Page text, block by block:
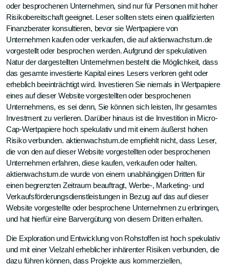
oder besprochenen Unternehmen, sind nur für Personen mit hoher
Risikobereitschaft geeignet. Leser sollten stets einen qualifizierten
Finanzberater konsultieren, bevor sie Wertpapiere von
Unternehmen kaufen oder verkaufen, die auf aktienwachstum.de
vorgestellt oder besprochen werden. Aufgrund der spekulativen
Natur der dargestellten Unternehmen besteht die Möglichkeit, dass
das gesamte investierte Kapital eines Lesers verloren geht oder
erheblich beeinträchtigt wird. Investieren Sie niemals in Wertpapiere
eines auf dieser Website vorgestellten oder besprochenen
Unternehmens, es sei denn, Sie können sich leisten, Ihr gesamtes
Investment zu verlieren. Darüber hinaus ist die Investition in Micro-
Cap-Wertpapiere hoch spekulativ und mit einem äußerst hohen
Risiko verbunden. aktienwachstum.de empfiehlt nicht, dass Leser,
die von den auf dieser Website vorgestellten oder besprochenen
Unternehmen erfahren, diese kaufen, verkaufen oder halten.
aktienwachstum.de wurde von einem unabhängigen Dritten für
einen begrenzten Zeitraum beauftragt, Werbe-, Marketing- und
Verkaufsförderungsdienstleistungen in Bezug auf das auf dieser
Website vorgestellte oder besprochene Unternehmen zu erbringen,
und hat hierfür eine Barvergütung von diesem Dritten erhalten.
Die Exploration und Entwicklung von Rohstoffen ist hoch spekulativ
und mit einer Vielzahl erheblicher inhärenter Risiken verbunden, die
dazu führen können, dass Projekte aus kommerziellen,